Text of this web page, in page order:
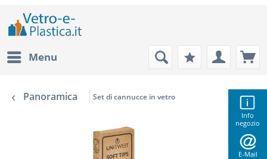
Info
negozio
E-Mail
Menu
Panoramica Set di cannucce in vetro